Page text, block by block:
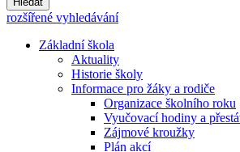
rozšířené vyhledávání
Základní škola
Aktuality
Historie školy
Informace pro žáky a rodiče
Organizace školního roku
Vyučovací hodiny a
Zájmové kroužky
Plán akcí